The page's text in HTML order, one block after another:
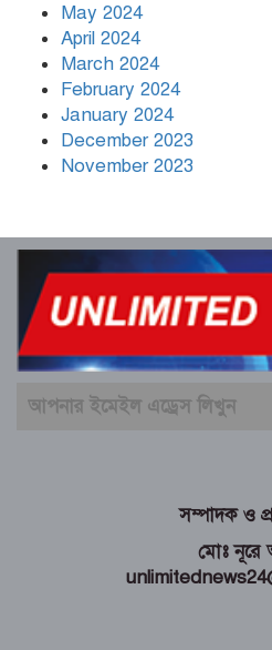
May 2024
April 2024
March 2024
February 2024
January 2024
December 2023
November 2023
সম্পাদক ও
মোঃ